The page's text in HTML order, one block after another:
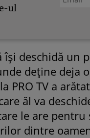
ul
își deschidă un
deține deja
PRO TV a
ăl va
le are
dintre